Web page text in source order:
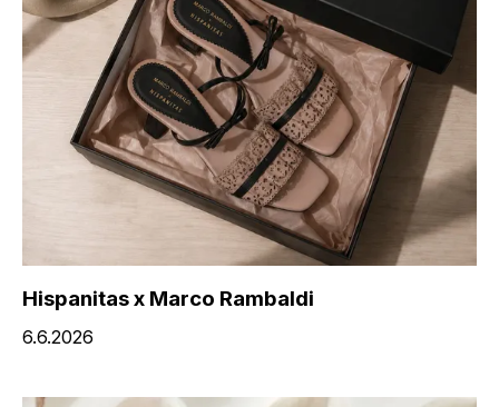
Hispanitas x Marco Rambaldi
6.6.2026